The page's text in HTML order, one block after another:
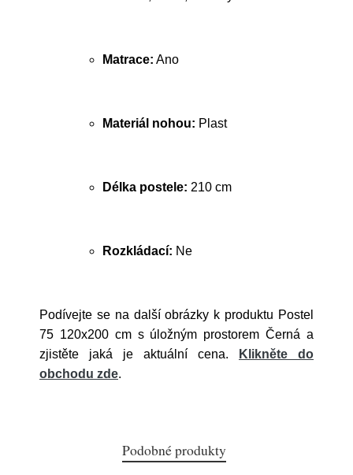
Matrace: Ano
Materiál nohou: Plast
Délka postele: 210 cm
Rozkládací: Ne
Podívejte se na další obrázky k produktu Postel
75 120x200 cm s úložným prostorem Černá a
zjistěte jaká je aktuální cena.
Klikněte do
obchodu zde.
Podobné produkty